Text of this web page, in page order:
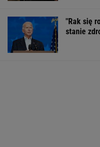
"Rak się
stanie